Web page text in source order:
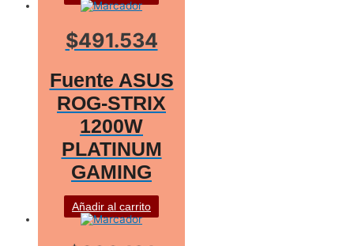
$491.534
Fuente ASUS
ROG-STRIX
1200W
PLATINUM
GAMING
Añadir al carrito